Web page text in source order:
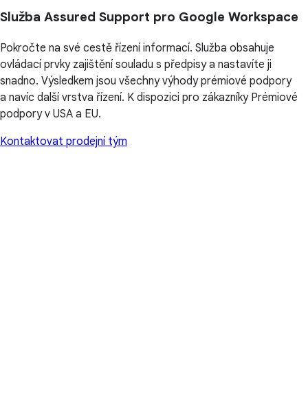
Služba Assured Support pro Google Workspace
Pokročte na své cestě řízení informací. Služba obsahuje
ovládací prvky zajištění souladu s předpisy a nastavíte ji
snadno. Výsledkem jsou všechny výhody prémiové podpory
a navíc další vrstva řízení. K dispozici pro zákazníky Prémiové
podpory v USA a EU.
Kontaktovat prodejní tým